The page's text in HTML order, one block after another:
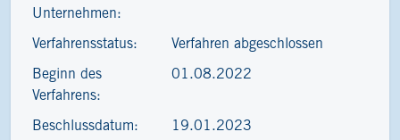
Unternehmen:
Verfahrensstatus: Verfahren abgeschlossen
Beginn des
Verfahrens:
01.08.2022
Beschlussdatum: 19.01.2023